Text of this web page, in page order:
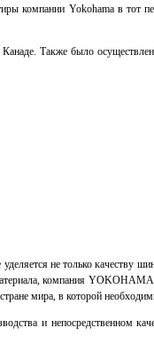
компании Yokohama в тот
Также было
не только качеству
компания
мира, в которой
и непосредственном